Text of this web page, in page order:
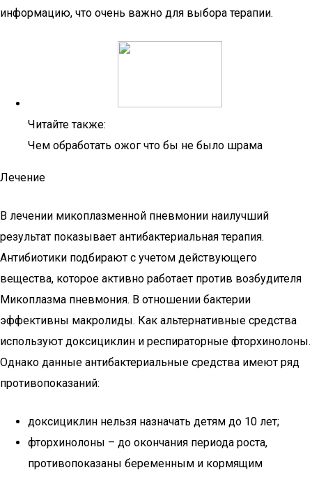
информацию, что очень важно для выбора терапии.
Читайте также:
Чем обработать ожог что бы не было шрама
Лечение
В лечении микоплазменной пневмонии наилучший
результат показывает антибактериальная терапия.
Антибиотики подбирают с учетом действующего
вещества, которое активно работает против возбудителя
Микоплазма пневмония. В отношении бактерии
эффективны макролиды. Как альтернативные средства
используют доксициклин и респираторные фторхинолоны.
Однако данные антибактериальные средства имеют ряд
противопоказаний:
доксициклин нельзя назначать детям до 10 лет;
фторхинолоны – до окончания периода роста,
противопоказаны беременным и кормящим